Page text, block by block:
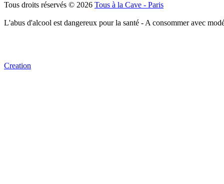
Tous droits réservés © 2026 Tous à la Cave - Paris
L'abus d'alcool est dangereux pour la santé - A consommer avec
Creation